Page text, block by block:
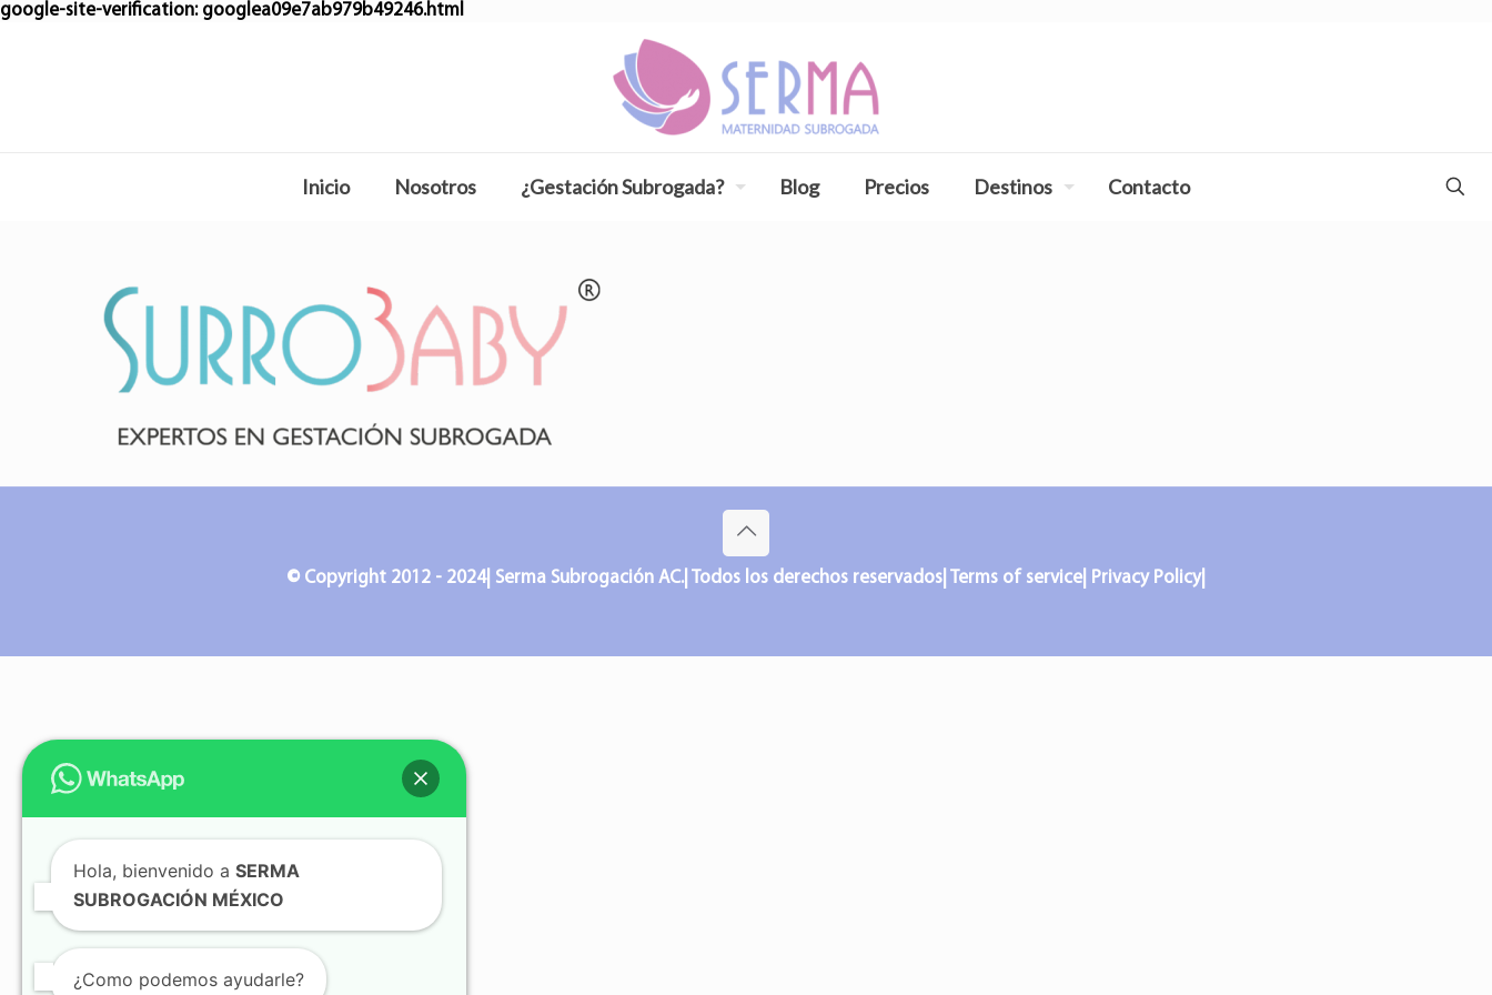
google-site-verification: googlea09e7ab979b49246.html
Inicio Nosotros ¿Gestación Subrogada? Blog Precios Destinos Contacto
© Copyright 2012 - 2024| Serma Subrogación AC.| Todos los derechos reservados| Terms of service| Privacy Policy|
Hola, bienvenido a SERMA
SUBROGACIÓN MÉXICO
¿Como podemos ayudarle?